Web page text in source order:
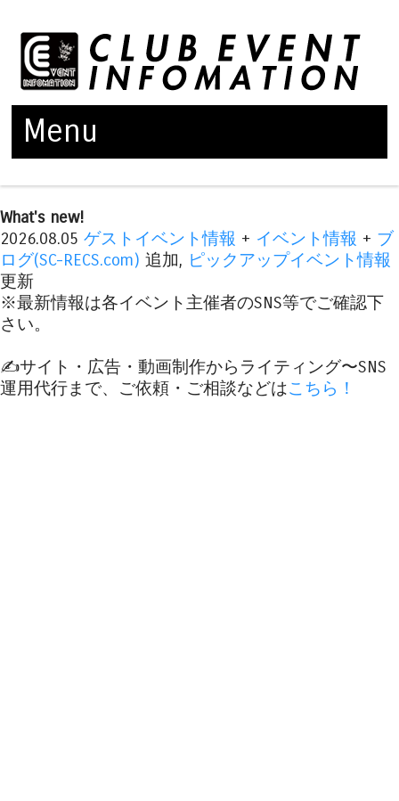
Menu
What's new!
2026.08.05 ゲストイベント情報 + イベント情報 + ブ
ログ(SC-RECS.com) 追加, ピックアップイベント情報
更新
※最新情報は各イベント主催者のSNS等でご確認下
さい。
✍️サイト・広告・動画制作からライティング〜SNS
運用代行まで、ご依頼・ご相談などはこちら！